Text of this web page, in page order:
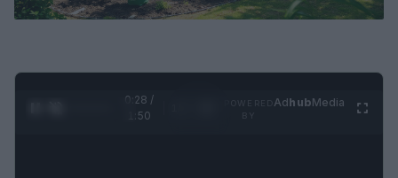
0:29 /
1:50
AdhubMedia